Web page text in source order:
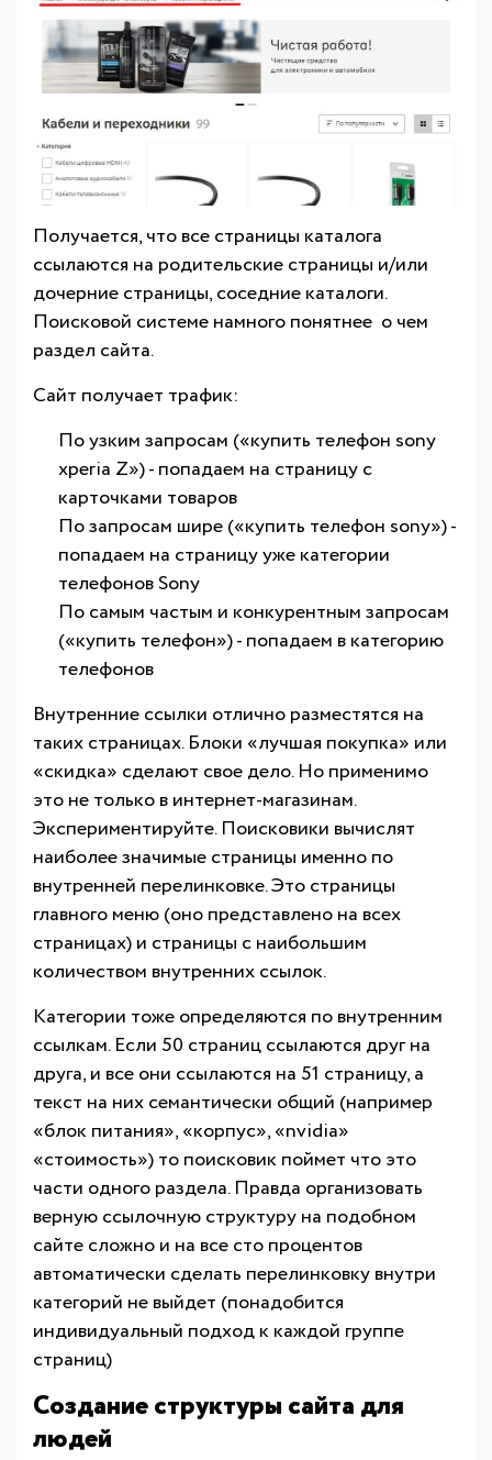
Получается, что все страницы каталога
ссылаются на родительские страницы и/или
дочерние страницы, соседние каталоги.
Поисковой системе намного понятнее о чем
раздел сайта.
Сайт получает трафик:
По узким запросам («купить телефон sony
xperia Z») - попадаем на страницу с
карточками товаров
По запросам шире («купить телефон sony») -
попадаем на страницу уже категории
телефонов Sony
По самым частым и конкурентным запросам
(«купить телефон») - попадаем в категорию
телефонов
Внутренние ссылки отлично разместятся на
таких страницах. Блоки «лучшая покупка» или
«скидка» сделают свое дело. Но применимо
это не только в интернет-магазинам.
Экспериментируйте. Поисковики вычислят
наиболее значимые страницы именно по
внутренней перелинковке. Это страницы
главного меню (оно представлено на всех
страницах) и страницы с наибольшим
количеством внутренних ссылок.
Категории тоже определяются по внутренним
ссылкам. Если 50 страниц ссылаются друг на
друга, и все они ссылаются на 51 страницу, а
текст на них семантически общий (например
«блок питания», «корпус», «nvidia»
«стоимость») то поисковик поймет что это
части одного раздела. Правда организовать
верную ссылочную структуру на подобном
сайте сложно и на все сто процентов
автоматически сделать перелинковку внутри
категорий не выйдет (понадобится
индивидуальный подход к каждой группе
страниц)
Создание структуры сайта для
людей